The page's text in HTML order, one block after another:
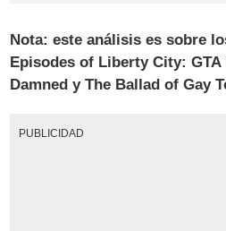
Nota: este análisis es sobre
Episodes of Liberty City: GTA
Damned y The Ballad of Gay
PUBLICIDAD